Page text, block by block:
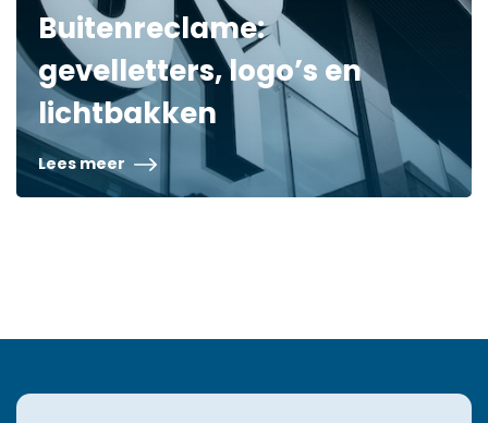
Buitenreclame:
gevelletters, logo’s en
lichtbakken
Lees meer